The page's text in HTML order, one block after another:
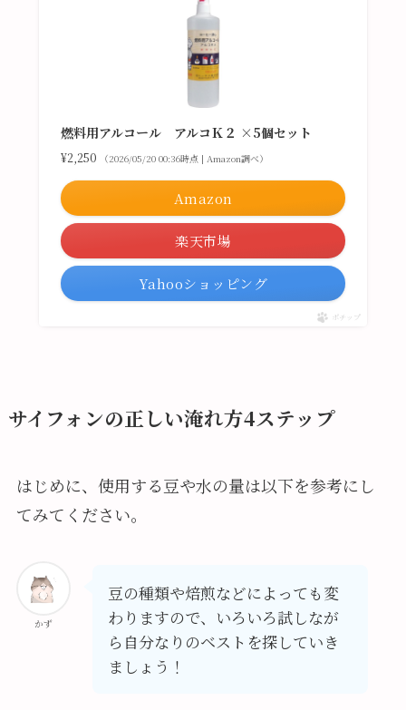
燃料用アルコール アルコＫ２ ×5個セット
¥2,250 （2026/05/20 00:36時点 | Amazon調べ）
Amazon
楽天市場
Yahooショッピング
ポチップ
サイフォンの正しい淹れ方4ステップ
はじめに、使用する豆や水の量は以下を参考にし
てみてください。
かず
豆の種類や焙煎などによっても変
わりますので、いろいろ試しなが
ら自分なりのベストを探していき
ましょう！